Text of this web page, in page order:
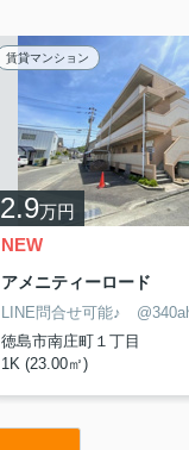
賃貸マンション
2.9万円
NEW
アメニティーロード
徳島市南庄町１丁目
1K (23.00㎡)